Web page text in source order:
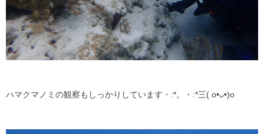
ハマクマノミの観察もしっかりしています・:*。・:*三( o•ᴗ•)o